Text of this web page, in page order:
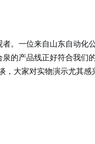
。一位来自山东自动化
的产品线正好符合我们
，大家对实物演示尤其感